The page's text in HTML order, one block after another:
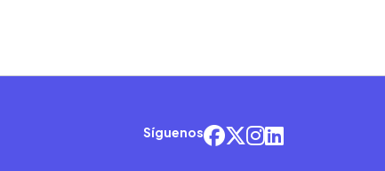
Síguenos